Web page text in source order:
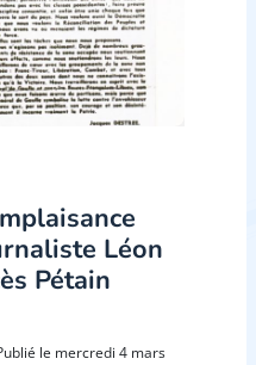
Léon
Pétain
le mercredi 4 mars